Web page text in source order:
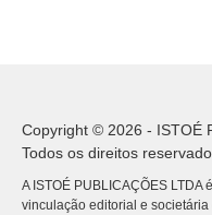
Copyright © 2026 - ISTOÉ
Todos os direitos
A ISTOÉ PUBLICAÇÕES
vinculação editorial e societária